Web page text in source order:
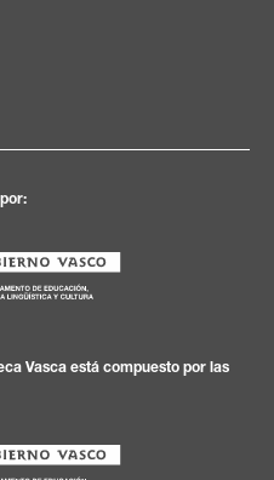
Vasca está compuesto por las